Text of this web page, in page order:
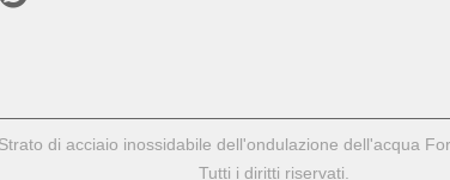
di acciaio inossidabile dell'ondulazione dell'acqua
Tutti i diritti riservati.